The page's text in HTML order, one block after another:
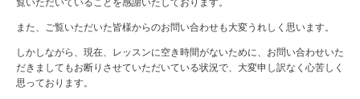
覧いただいていることを感謝いたしております。
また、ご覧いただいた皆様からのお問い合わせも大変うれしく思います。
しかしながら、現在、レッスンに空き時間がないために、お問い合わせいた
だきましてもお断りさせていただいている状況で、大変申し訳なく心苦しく
思っております。